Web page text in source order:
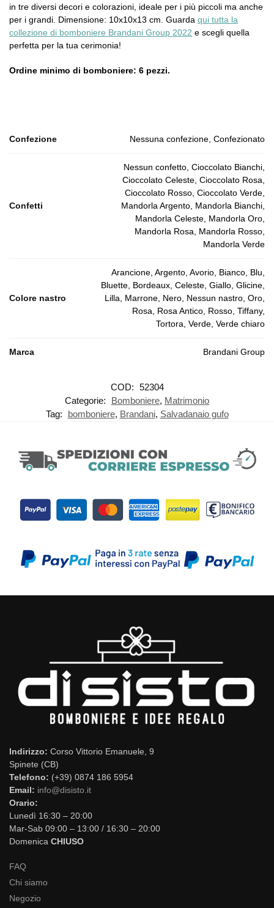
in tre diversi decori e colorazioni, ideale per i più piccoli ma anche
per i grandi. Dimensione: 10x10x13 cm. Guarda qui tutta la
collezione di bomboniere Brandani Group 2022 e scegli quella
perfetta per la tua cerimonia!
Ordine minimo di bomboniere: 6 pezzi.
Confezione Nessuna confezione, Confezionato
Confetti
Nessun confetto, Cioccolato Bianchi,
Cioccolato Celeste, Cioccolato Rosa,
Cioccolato Rosso, Cioccolato Verde,
Mandorla Argento, Mandorla Bianchi,
Mandorla Celeste, Mandorla Oro,
Mandorla Rosa, Mandorla Rosso,
Mandorla Verde
Colore nastro
Arancione, Argento, Avorio, Bianco, Blu,
Bluette, Bordeaux, Celeste, Giallo, Glicine,
Lilla, Marrone, Nero, Nessun nastro, Oro,
Rosa, Rosa Antico, Rosso, Tiffany,
Tortora, Verde, Verde chiaro
Marca Brandani Group
COD: 52304
Categorie:
Bomboniere, Matrimonio
Tag:
bomboniere, Brandani, Salvadanaio gufo
Indirizzo: Corso Vittorio Emanuele, 9
Spinete (CB)
Telefono: (+39) 0874 186 5954
Email: info@disisto.it
Orario:
Lunedì 16:30 – 20:00
Mar-Sab 09:00 – 13:00 / 16:30 – 20:00
Domenica CHIUSO
FAQ
Chi siamo
Negozio